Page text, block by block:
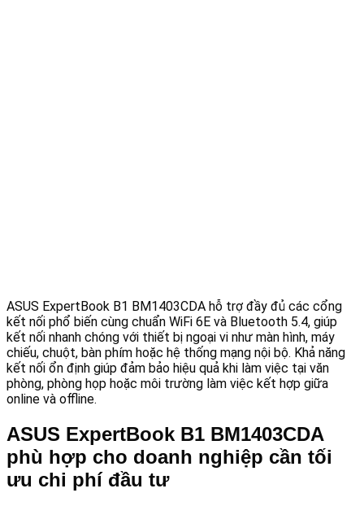
ASUS ExpertBook B1 BM1403CDA hỗ trợ đầy đủ các cổng
kết nối phổ biến cùng chuẩn WiFi 6E và Bluetooth 5.4, giúp
kết nối nhanh chóng với thiết bị ngoại vi như màn hình, máy
chiếu, chuột, bàn phím hoặc hệ thống mạng nội bộ. Khả năng
kết nối ổn định giúp đảm bảo hiệu quả khi làm việc tại văn
phòng, phòng họp hoặc môi trường làm việc kết hợp giữa
online và offline.
ASUS ExpertBook B1 BM1403CDA
phù hợp cho doanh nghiệp cần tối
ưu chi phí đầu tư